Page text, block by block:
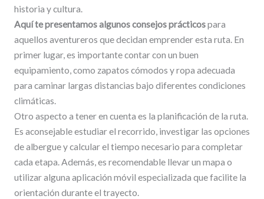
historia y cultura.
Aquí te presentamos algunos consejos prácticospara
aquellos aventureros que decidan emprender esta ruta. En
primer lugar, es importante contar con un buen
equipamiento, como zapatos cómodos y ropa adecuada
para caminar largas distancias bajo diferentes condiciones
climáticas.
Otro aspecto a tener en cuenta es la planificación de la ruta.
Es aconsejable estudiar el recorrido, investigar las opciones
de albergue y calcular el tiempo necesario para completar
cada etapa. Además, es recomendable llevar un mapa o
utilizar alguna aplicación móvil especializada que facilite la
orientación durante el trayecto.